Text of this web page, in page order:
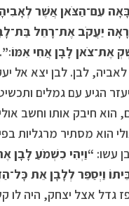
עִם־הַצֹּאן אֲשֶׁר
יַעֲקֹב אֶת־רָחֵל
אֶת־צֹאן לָבָן אֲחִי אִמּוֹ׃”
לבן. לבן יצא אל
הגיע עם גמלים
הוא חיבק אותו וחשב
הוא מסתיר מרגליות
עשו: “וַיְהִי כִשְׁמֹעַ לָבָן
וַיְסַפֵּר לְלָבָן אֵת
גדל אצל יצחק, היה לו